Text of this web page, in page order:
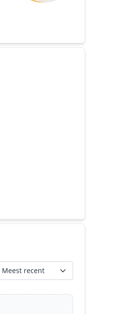
Meest recent